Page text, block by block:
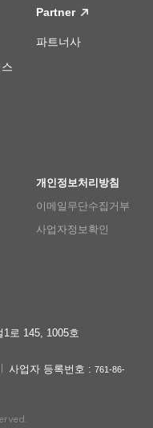
Partner
파트너사
개인정보처리방침
이메일무단수집거부
사업자정보확인
로 145, 1005호
사업자 등록번호 : 761-86-